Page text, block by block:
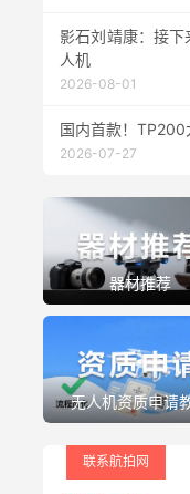
影石刘靖康：接
人机
2026-08-01
国内首款！
2026-07-27
器材推荐
无人机资质申请
联系航拍网